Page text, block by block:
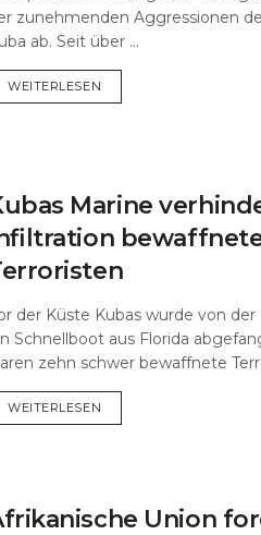
zunehmenden Aggressionen
ab. Seit über ...
WEITERLESEN
Marine
der Küste Kubas wurde von
Schnellboot aus Florida
zehn schwer bewaffnete
WEITERLESEN
Union